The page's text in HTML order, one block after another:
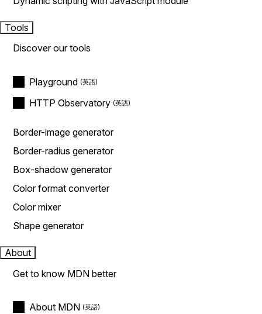
Tools
Discover our tools
Playground
HTTP Observatory
Border-image generator
Border-radius generator
Box-shadow generator
Color format converter
Color mixer
Shape generator
About
Get to know MDN better
About MDN